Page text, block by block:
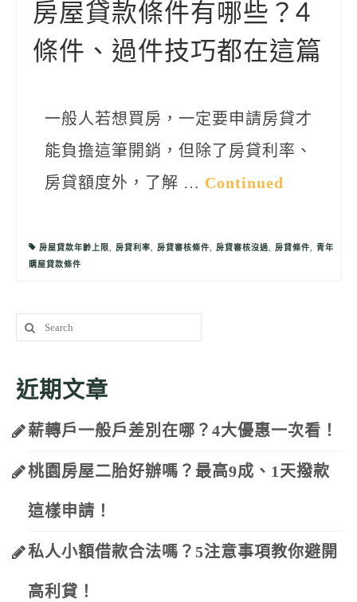
房屋貸款條件有哪些？4
條件、過件技巧都在這篇
一般人若想買房，一定要申請房貸才
能負擔這筆開銷，但除了房貸利率、
房貸額度外，了解 … Continued
房屋貸款年齡上限, 房貸利率, 房貸審核條件, 房貸審核沒過, 房貸條件, 青年
購屋貸款條件
Search
for:
近期文章
薪轉戶一般戶差別在哪？4大優惠一次看！
桃園房屋二胎好辦嗎？最高9成、1天撥款
這樣申請！
私人小額借款合法嗎？5注意事項教你避開
高利貸！